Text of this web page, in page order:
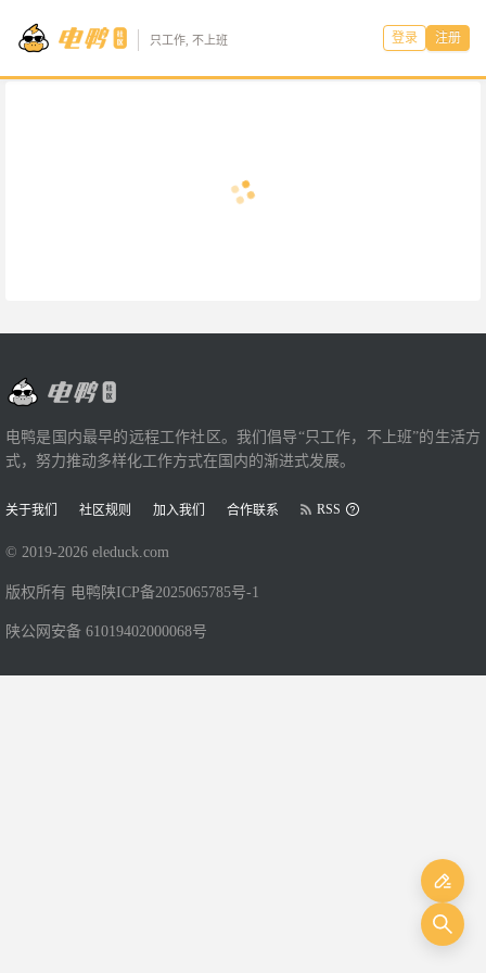
只工作, 不上班 登录 注册
电鸭是国内最早的远程工作社区。我们倡导“只工作，不上班”的生活方
式，努力推动多样化工作方式在国内的渐进式发展。
关于我们 社区规则 加入我们 合作联系 RSS
© 2019-2026 eleduck.com
版权所有 电鸭 陕ICP备2025065785号-1
陕公网安备 61019402000068号